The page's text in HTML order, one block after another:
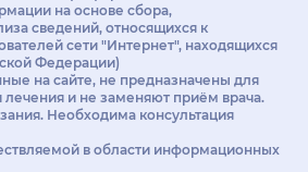
на основе сбора,
сведений, относящихся к
сети "Интернет", находящихся
Федерации)
на сайте, не предназначены для
лечения и не заменяют приём врача.
Необходима консультация
в области информационных